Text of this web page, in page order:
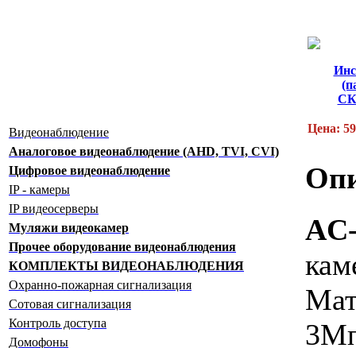
Видеонаблюдение
Аналоговое видеонаблюдение (AHD, TVI, CVI)
Цифровое видеонаблюдение
IP - камеры
IP видеосерверы
Муляжи видеокамер
Прочее оборудование видеонаблюдения
КОМПЛЕКТЫ ВИДЕОНАБЛЮДЕНИЯ
Охранно-пожарная сигнализация
Сотовая сигнализация
Контроль доступа
Домофоны
Цена: